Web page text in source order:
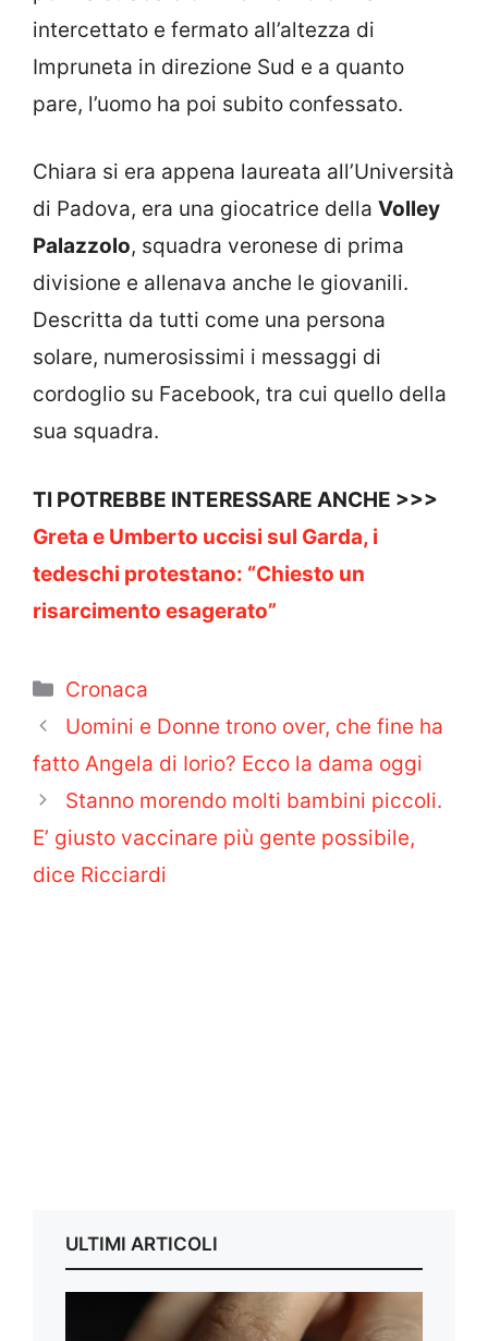
intercettato e fermato all’altezza di
Impruneta in direzione Sud e a quanto
pare, l’uomo ha poi subito confessato.
Chiara si era appena laureata all’Università
di Padova, era una giocatrice della Volley
Palazzolo, squadra veronese di prima
divisione e allenava anche le giovanili.
Descritta da tutti come una persona
solare, numerosissimi i messaggi di
cordoglio su Facebook, tra cui quello della
sua squadra.
TI POTREBBE INTERESSARE ANCHE >>>
Greta e Umberto uccisi sul Garda, i
tedeschi protestano: “Chiesto un
risarcimento esagerato”
Categorie
Cronaca
Uomini e Donne trono over, che fine ha
fatto Angela di Iorio? Ecco la dama oggi
Stanno morendo molti bambini piccoli.
E’ giusto vaccinare più gente possibile,
dice Ricciardi
ULTIMI ARTICOLI